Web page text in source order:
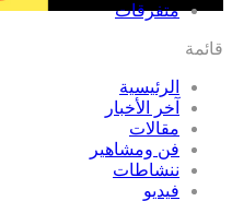
متفرقات
قائمة
الرئيسية
آخر الأخبار
مقالات
فن ومشاهير
ننشاطات
فيديو